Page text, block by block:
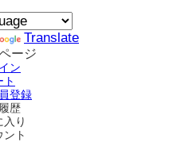
Translate
ン
ト
登録
歴
入り
ント